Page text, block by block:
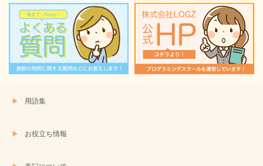
用語集
お役立ち情報